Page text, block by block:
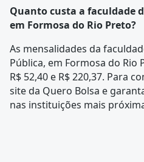
Quanto custa a faculdade
em Formosa do Rio Preto?
As mensalidades da
Pública, em Formosa do Rio
R$ 52,40 e R$ 220,37. Para
site da Quero Bolsa e
nas instituições mais